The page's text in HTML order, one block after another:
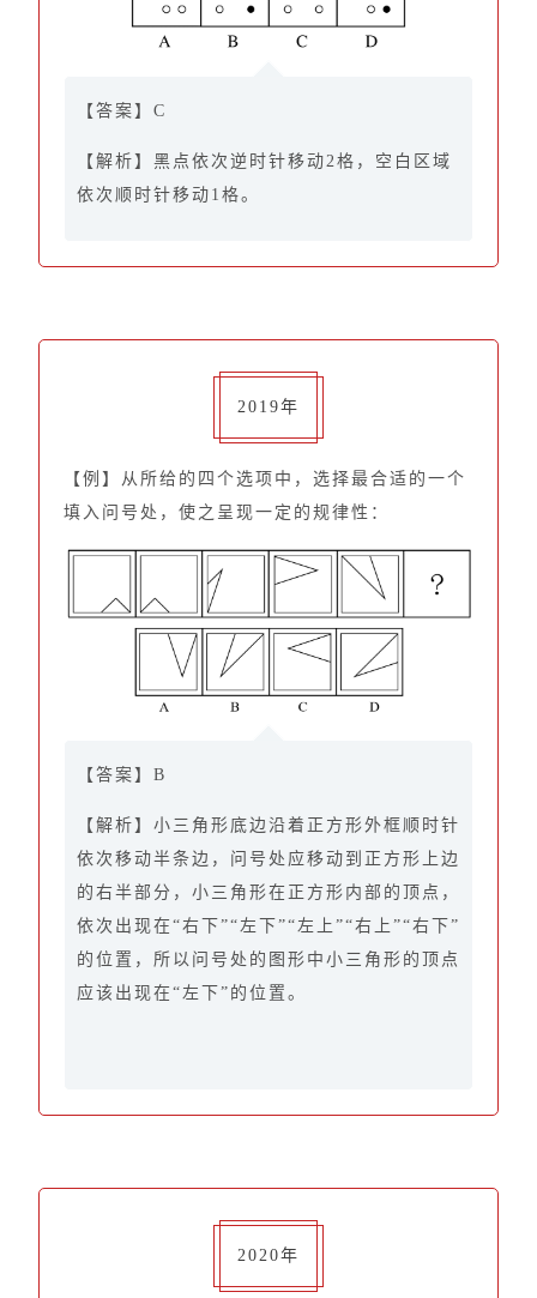
【答案】C
【解析】黑点依次逆时针移动2格，空白区域
依次顺时针移动1格。
2019年
【例】从所给的四个选项中，选择最合适的一个
填入问号处，使之呈现一定的规律性：
【答案】B
【解析】小三角形底边沿着正方形外框顺时针
依次移动半条边，问号处应移动到正方形上边
的右半部分，小三角形在正方形内部的顶点，
依次出现在“右下”“左下”“左上”“右上”“右下”
的位置，所以问号处的图形中小三角形的顶点
应该出现在“左下”的位置。
2020年